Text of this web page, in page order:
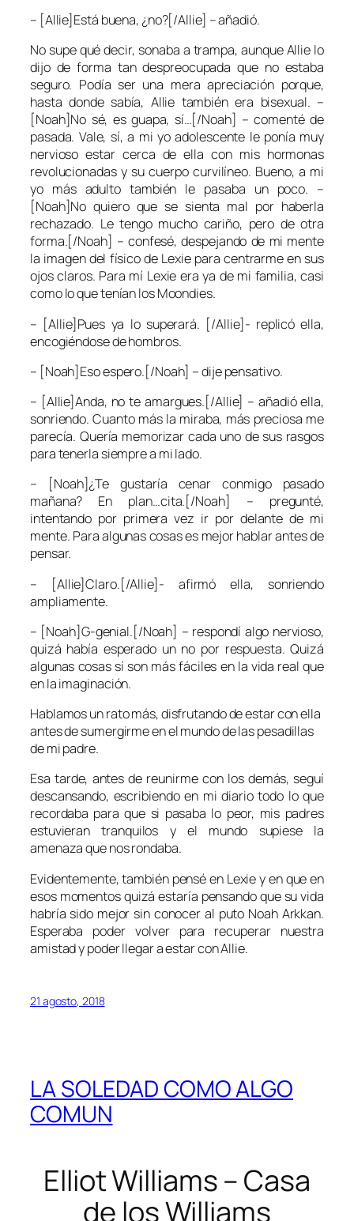
– [Allie]Está buena, ¿no?[/Allie] – añadió.
No supe qué decir, sonaba a trampa, aunque Allie lo
dijo de forma tan despreocupada que no estaba
seguro. Podía ser una mera apreciación porque,
hasta donde sabía, Allie también era bisexual. –
[Noah]No sé, es guapa, sí…[/Noah] – comenté de
pasada. Vale, sí, a mi yo adolescente le ponía muy
nervioso estar cerca de ella con mis hormonas
revolucionadas y su cuerpo curvilíneo. Bueno, a mi
yo más adulto también le pasaba un poco. –
[Noah]No quiero que se sienta mal por haberla
rechazado. Le tengo mucho cariño, pero de otra
forma.[/Noah] – confesé, despejando de mi mente
la imagen del físico de Lexie para centrarme en sus
ojos claros. Para mí Lexie era ya de mi familia, casi
como lo que tenían los Moondies.
– [Allie]Pues ya lo superará. [/Allie]- replicó ella,
encogiéndose de hombros.
– [Noah]Eso espero.[/Noah] – dije pensativo.
– [Allie]Anda, no te amargues.[/Allie] – añadió ella,
sonriendo. Cuanto más la miraba, más preciosa me
parecía. Quería memorizar cada uno de sus rasgos
para tenerla siempre a mi lado.
– [Noah]¿Te gustaría cenar conmigo pasado
mañana? En plan…cita.[/Noah] – pregunté,
intentando por primera vez ir por delante de mi
mente. Para algunas cosas es mejor hablar antes de
pensar.
– [Allie]Claro.[/Allie]- afirmó ella, sonriendo
ampliamente.
– [Noah]G-genial.[/Noah] – respondí algo nervioso,
quizá había esperado un no por respuesta. Quizá
algunas cosas sí son más fáciles en la vida real que
en la imaginación.
Hablamos un rato más, disfrutando de estar con ella
antes de sumergirme en el mundo de las pesadillas
de mi padre.
Esa tarde, antes de reunirme con los demás, seguí
descansando, escribiendo en mi diario todo lo que
recordaba para que si pasaba lo peor, mis padres
estuvieran tranquilos y el mundo supiese la
amenaza que nos rondaba.
Evidentemente, también pensé en Lexie y en que en
esos momentos quizá estaría pensando que su vida
habría sido mejor sin conocer al puto Noah Arkkan.
Esperaba poder volver para recuperar nuestra
amistad y poder llegar a estar con Allie.
21 agosto, 2018
LA SOLEDAD COMO ALGO
COMUN
Elliot Williams – Casa
de los Williams